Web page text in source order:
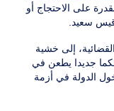
القدرة على الاحتجاج أو
سعيد.
إلى خشية
جديدا يطعن في
الدولة في أزمة